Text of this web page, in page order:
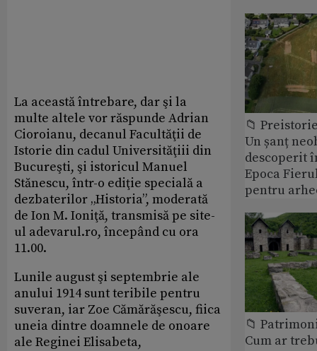
La această întrebare, dar şi la
multe altele vor răspunde Adrian
Cioroianu, decanul Facultăţii de
Istorie din cadul Universităţiii din
Bucureşti, şi istoricul Manuel
Stănescu, într-o ediţie specială a
dezbaterilor „Historia”, moderată
de Ion M. Ioniţă, transmisă pe site-
ul adevarul.ro, începând cu ora
11.00.
Lunile august şi septembrie ale
anului 1914 sunt teribile pentru
suveran, iar Zoe Cămărăşescu, fiica
uneia dintre doamnele de onoare
ale Reginei Elisabeta,
📁
Un șanț
descoperit
Epoca
pentru
📁
Cum ar